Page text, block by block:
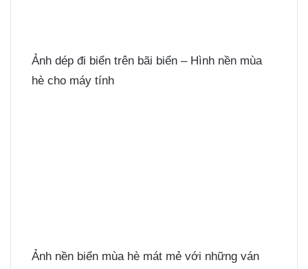
Ảnh dép đi biển trên bãi biển – Hình nền mùa
hè cho máy tính
Ảnh nền biển mùa hè mát mẻ với những ván